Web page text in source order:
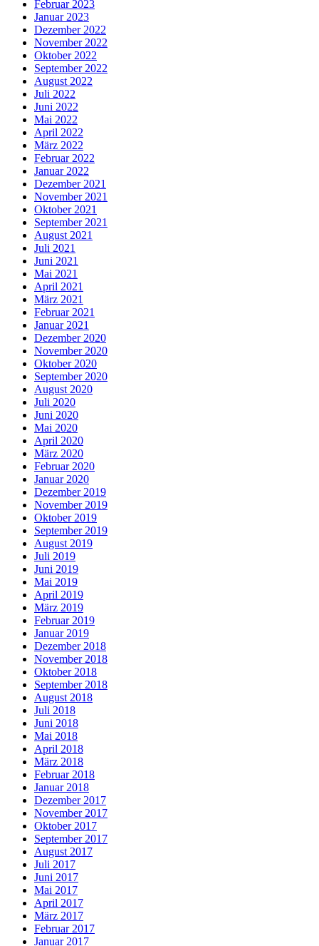
Februar 2023
Januar 2023
Dezember 2022
November 2022
Oktober 2022
September 2022
August 2022
Juli 2022
Juni 2022
Mai 2022
April 2022
März 2022
Februar 2022
Januar 2022
Dezember 2021
November 2021
Oktober 2021
September 2021
August 2021
Juli 2021
Juni 2021
Mai 2021
April 2021
März 2021
Februar 2021
Januar 2021
Dezember 2020
November 2020
Oktober 2020
September 2020
August 2020
Juli 2020
Juni 2020
Mai 2020
April 2020
März 2020
Februar 2020
Januar 2020
Dezember 2019
November 2019
Oktober 2019
September 2019
August 2019
Juli 2019
Juni 2019
Mai 2019
April 2019
März 2019
Februar 2019
Januar 2019
Dezember 2018
November 2018
Oktober 2018
September 2018
August 2018
Juli 2018
Juni 2018
Mai 2018
April 2018
März 2018
Februar 2018
Januar 2018
Dezember 2017
November 2017
Oktober 2017
September 2017
August 2017
Juli 2017
Juni 2017
Mai 2017
April 2017
März 2017
Februar 2017
Januar 2017